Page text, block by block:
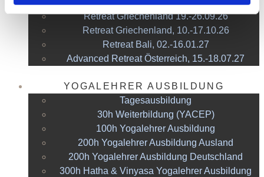
Retreat Griechenland 19.-26.09.26
Retreat Griechenland, 10.-17.10.26
Retreat Bali, 02.-16.01.27
Advanced Retreat Österreich, 15.-18.07.27
YOGALEHRER AUSBILDUNG
Tagesausbildung
30h Weiterbildung (YACEP)
100h Yogalehrer Ausbildung
200h Yogalehrer Ausbildung Ausland
200h Yogalehrer Ausbildung Deutschland
300h Hatha & Vinyasa Yogalehrer Ausbildung